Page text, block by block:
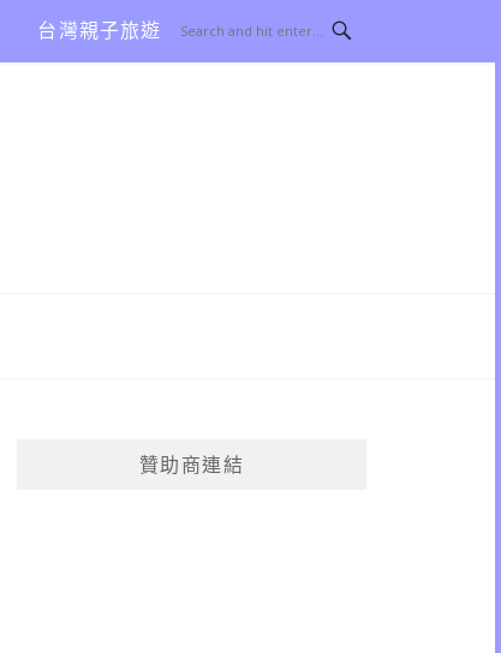
台灣親子旅遊
贊助商連結